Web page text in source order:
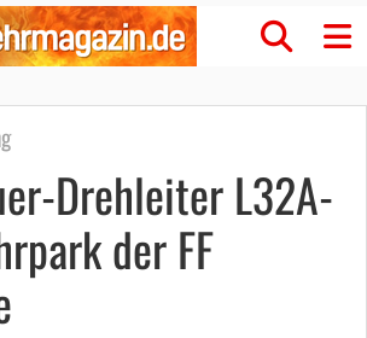
Drehleiter L32A-
der FF